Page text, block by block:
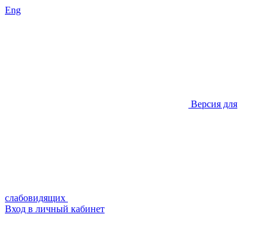
Eng
Версия для
слабовидящих
Вход в личный кабинет